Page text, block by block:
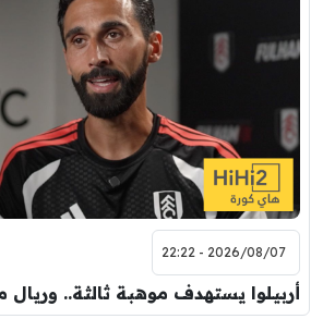
2026/08/07 - 22:22
أربيلوا يستهدف موهبة ثالثة.. وريال